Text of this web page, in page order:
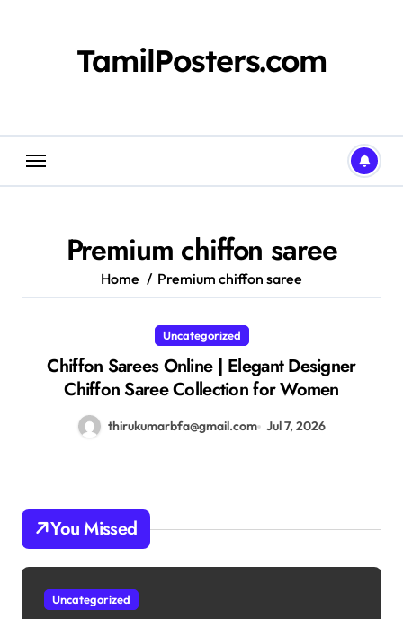
TamilPosters.com
Premium chiffon saree
Home Premium chiffon saree
Uncategorized
Chiffon Sarees Online | Elegant Designer
Chiffon Saree Collection for Women
thirukumarbfa@gmail.com Jul 7, 2026
You Missed
Uncategorized